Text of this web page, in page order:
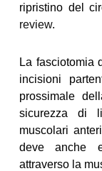
ripristino del
review.
La fasciotomia
incisioni
prossimale
sicurezza di
muscolari
deve anche
attraverso la